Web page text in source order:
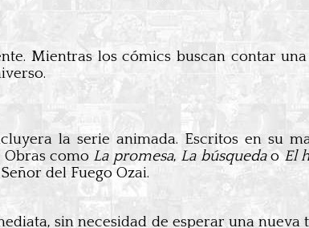
Mientras los cómics buscan contar
la serie animada. Escritos en su
como La promesa, La búsquedaoEl
del Fuego Ozai.
sin necesidad de esperar una nueva